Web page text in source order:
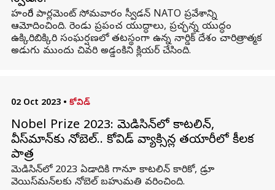
హంగేరి పార్లమెంట్ సోమవారం స్వీడన్ NATO ప్రవేశాన్ని
ఆమోదించింది. రెండు ప్రపంచ యుద్ధాలు, ప్రచ్ఛన్న యుద్ధం
ఉక్కిరిబిక్కిరి సంఘర్షణలో తటస్థంగా ఉన్న నార్డిక్ దేశం చారిత్రాత్మక
అడుగు ముందు చివరి అడ్డంకిని క్లియర్ చేసింది.
02 Oct 2023 • కోవిడ్
Nobel Prize 2023: మెడిసిన్‌లో కాటలిన్,
వీస్‌మాన్‌కు నోబెల్.. కోవిడ్ వ్యాక్సిన్ల తయారీలో కీలక
పాత్ర
మెడిసిన్‌లో 2023 ఏడాదికి గానూ కాటలిన్ కారికో, డ్రూ
వెయిస్‌మన్‌లకు నోబెల్ బహుమతి వరించింది.